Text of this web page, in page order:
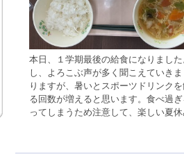
本日、１学期最後の給食になりまし
し、よろこぶ声が多く聞こえていき
りますが、暑いとスポーツドリンク
る回数が増えると思います。食べ過
ってしまうため注意して、楽しい夏休